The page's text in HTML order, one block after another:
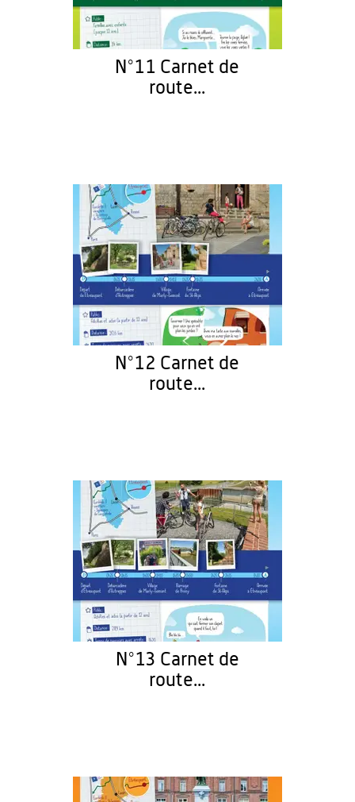
N°11 Carnet de
route...
N°12 Carnet de
route...
N°13 Carnet de
route...